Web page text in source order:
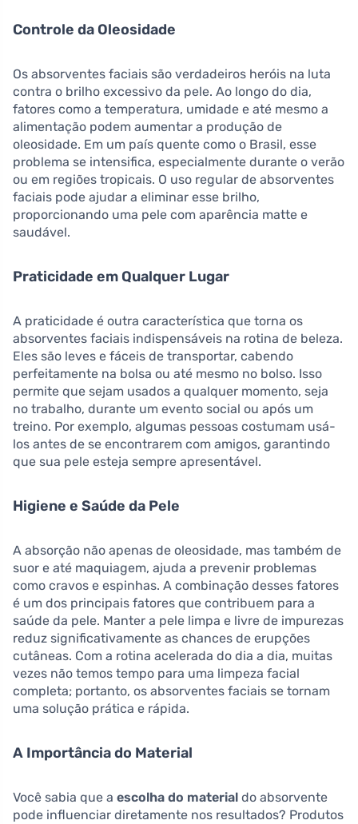
Controle da Oleosidade
Os absorventes faciais são verdadeiros heróis na luta
contra o brilho excessivo da pele. Ao longo do dia,
fatores como a temperatura, umidade e até mesmo a
alimentação podem aumentar a produção de
oleosidade. Em um país quente como o Brasil, esse
problema se intensifica, especialmente durante o verão
ou em regiões tropicais. O uso regular de absorventes
faciais pode ajudar a eliminar esse brilho,
proporcionando uma pele com aparência matte e
saudável.
Praticidade em Qualquer Lugar
A praticidade é outra característica que torna os
absorventes faciais indispensáveis na rotina de beleza.
Eles são leves e fáceis de transportar, cabendo
perfeitamente na bolsa ou até mesmo no bolso. Isso
permite que sejam usados a qualquer momento, seja
no trabalho, durante um evento social ou após um
treino. Por exemplo, algumas pessoas costumam usá-
los antes de se encontrarem com amigos, garantindo
que sua pele esteja sempre apresentável.
Higiene e Saúde da Pele
A absorção não apenas de oleosidade, mas também de
suor e até maquiagem, ajuda a prevenir problemas
como cravos e espinhas. A combinação desses fatores
é um dos principais fatores que contribuem para a
saúde da pele. Manter a pele limpa e livre de impurezas
reduz significativamente as chances de erupções
cutâneas. Com a rotina acelerada do dia a dia, muitas
vezes não temos tempo para uma limpeza facial
completa; portanto, os absorventes faciais se tornam
uma solução prática e rápida.
A Importância do Material
Você sabia que a escolha do material do absorvente
pode influenciar diretamente nos resultados? Produtos